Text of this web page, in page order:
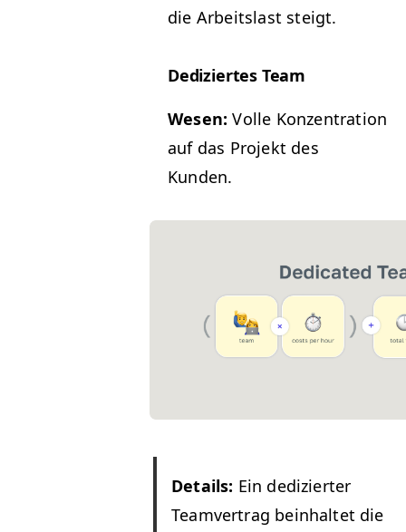
die Arbeit­slast steigt.
Dedi­ziertes Team
Wesen: Volle Konzen­tra­tion
auf das Pro­jekt des
Kunden.
Details: Ein dedi­ziert­er
Teamver­trag bein­hal­tet die